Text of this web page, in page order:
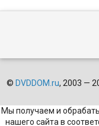
© DVDDOM.ru, 2003 —
Мы получаем и
нашего сайта в